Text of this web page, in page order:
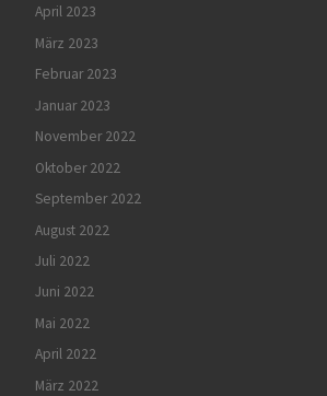
April 2023
März 2023
Februar 2023
Januar 2023
November 2022
Oktober 2022
September 2022
August 2022
Juli 2022
Juni 2022
Mai 2022
April 2022
März 2022